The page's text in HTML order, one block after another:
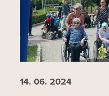
14. 06. 2024